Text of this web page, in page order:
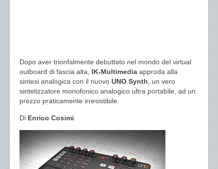
Dopo aver trionfalmente debuttato nel mondo del virtual
outboard di fascia alta, IK-Multimedia approda alla
sintesi analogica con il nuovo UNO Synth , un vero
sintetizzatore monofonico analogico ultra portabile, ad un
prezzo praticamente irresistibile.
Di Enrico Cosimi